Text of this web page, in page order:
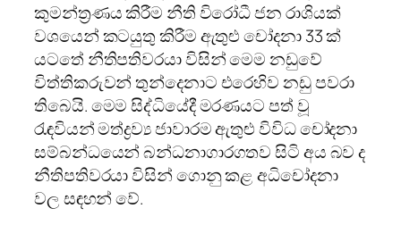
කුමන්ත්‍රණය කිරීම නීති විරෝධී ජන රාශියක්
වශයෙන් කටයුතු කිරීම ඇතුළු චෝදනා 33 ක්
යටතේ නීතිපතිවරයා විසින් මෙම නඩුවේ
විත්තිකරුවන් තුන්දෙනාට එරෙහිව නඩු පවරා
තිබෙයි. මෙම සිද්ධියේදී මරණයට පත් වූ
රැඳවියන් මත්ද්‍රව්‍ය ජාවාරම ඇතුළු විවිධ චෝදනා
සම්බන්ධයෙන් බන්ධනාගාරගතව සිටි අය බව ද
නීතිපතිවරයා විසින් ගොනු කළ අධිචෝදනා
වල සඳහන් වේ.